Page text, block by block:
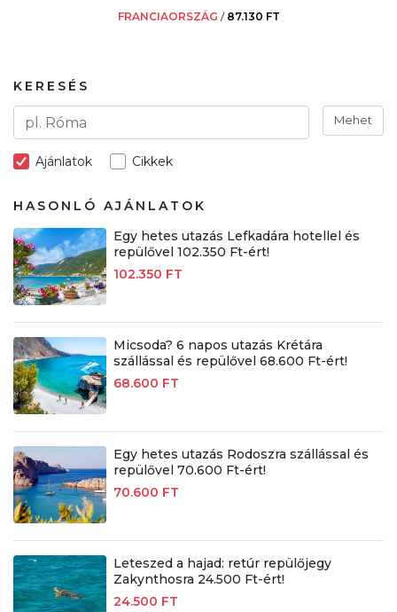
FRANCIAORSZÁG / 87.130 FT
KERESÉS
Mehet
Ajánlatok Cikkek
HASONLÓ AJÁNLATOK
Egy hetes utazás Lefkadára hotellel és
repülővel 102.350 Ft-ért!
102.350 FT
Micsoda? 6 napos utazás Krétára
szállással és repülővel 68.600 Ft-ért!
68.600 FT
Egy hetes utazás Rodoszra szállással és
repülővel 70.600 Ft-ért!
70.600 FT
Leteszed a hajad: retúr repülőjegy
Zakynthosra 24.500 Ft-ért!
24.500 FT